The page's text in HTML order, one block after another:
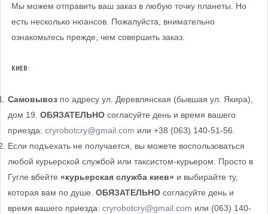
Мы можем отправить ваш заказ в любую точку планеты. Но
есть несколько нюансов. Пожалуйста, внимательно
ознакомьтесь прежде, чем совершить заказ.
КИЕВ:
Самовывозпо адресу ул. Деревлянская (бывшая ул. Якира),
дом 19. ОБЯЗАТЕЛЬНОсогласуйте день и время вашего
приезда: cryrobotcry@gmail.com или +38 (063) 140-51-56.
Если подъехать не получается, вы можете воспользоваться
любой курьерской службой или таксистом-курьером. Просто в
Гугле вбейте «курьерская служба киев» и выбирайте ту,
которая вам по душе. ОБЯЗАТЕЛЬНОсогласуйте день и
время вашего приезда: cryrobotcry@gmail.com или (063) 140-